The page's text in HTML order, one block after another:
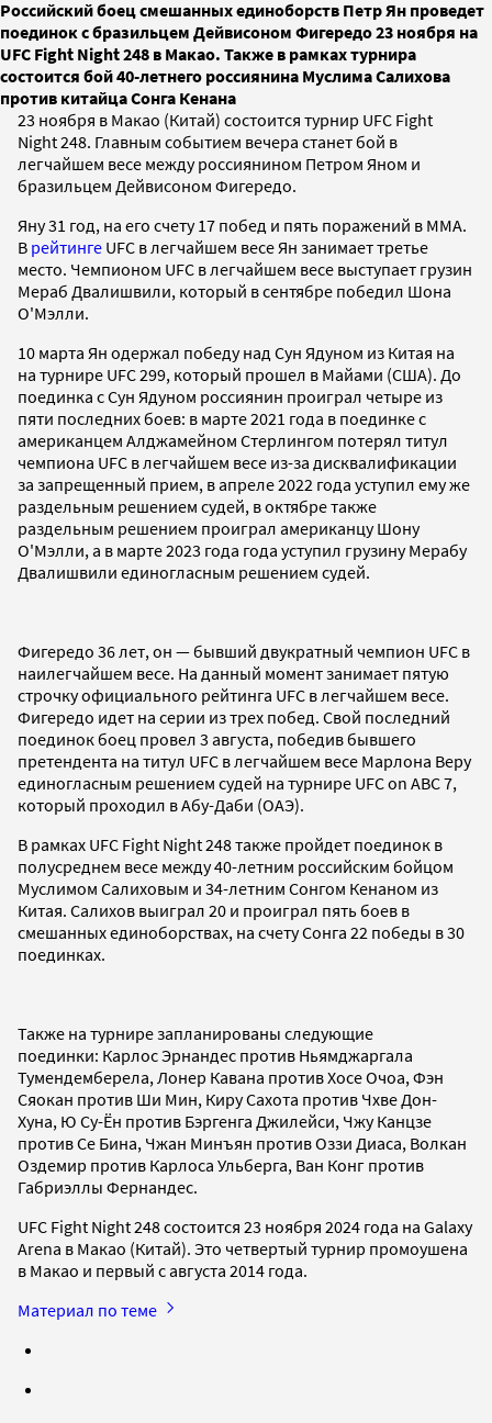
Российский боец смешанных единоборств Петр Ян проведет
поединок с бразильцем Дейвисоном Фигередо 23 ноября на
UFC Fight Night 248 в Макао. Также в рамках турнира
состоится бой 40-летнего россиянина Муслима Салихова
против китайца Сонга Кенана
23 ноября в Макао (Китай) состоится турнир UFC Fight
Night 248. Главным событием вечера станет бой в
легчайшем весе между россиянином Петром Яном и
бразильцем Дейвисоном Фигередо.
Яну 31 год, на его счету 17 побед и пять поражений в ММА.
В рейтинге UFC в легчайшем весе Ян занимает третье
место. Чемпионом UFC в легчайшем весе выступает грузин
Мераб Двалишвили, который в сентябре победил Шона
О'Мэлли.
10 марта Ян одержал победу над Сун Ядуном из Китая на
на турнире UFC 299, который прошел в Майами (США). До
поединка с Сун Ядуном россиянин проиграл четыре из
пяти последних боев: в марте 2021 года в поединке с
американцем Алджамейном Стерлингом потерял титул
чемпиона UFC в легчайшем весе из-за дисквалификации
за запрещенный прием, в апреле 2022 года уступил ему же
раздельным решением судей, в октябре также
раздельным решением проиграл американцу Шону
О'Мэлли, а в марте 2023 года года уступил грузину Мерабу
Двалишвили единогласным решением судей.
Фигередо 36 лет, он — бывший двукратный чемпион UFC в
наилегчайшем весе. На данный момент занимает пятую
строчку официального рейтинга UFC в легчайшем весе.
Фигередо идет на серии из трех побед. Свой последний
поединок боец провел 3 августа, победив бывшего
претендента на титул UFC в легчайшем весе Марлона Веру
единогласным решением судей на турнире UFC on ABC 7,
который проходил в Абу-Даби (ОАЭ).
В рамках UFC Fight Night 248 также пройдет поединок в
полусреднем весе между 40-летним российским бойцом
Муслимом Салиховым и 34-летним Сонгом Кенаном из
Китая. Салихов выиграл 20 и проиграл пять боев в
смешанных единоборствах, на счету Сонга 22 победы в 30
поединках.
Также на турнире запланированы следующие
поединки: Карлос Эрнандес против Ньямджаргала
Тумендемберела, Лонер Кавана против Хосе Очоа, Фэн
Сяокан против Ши Мин, Киру Сахота против Чхве Дон-
Хуна, Ю Су-Ён против Бэргенга Джилейси, Чжу Канцзе
против Се Бина, Чжан Минъян против Оззи Диаса, Волкан
Оздемир против Карлоса Ульберга, Ван Конг против
Габриэллы Фернандес.
UFC Fight Night 248 состоится 23 ноября 2024 года на Galaxy
Arena в Макао (Китай). Это четвертый турнир промоушена
в Макао и первый с августа 2014 года.
Материал по теме